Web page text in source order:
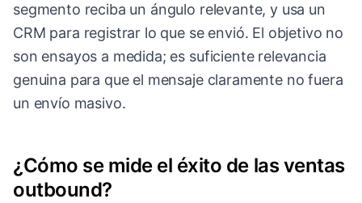
segmento reciba un ángulo relevante, y usa un
CRM para registrar lo que se envió. El objetivo no
son ensayos a medida; es suficiente relevancia
genuina para que el mensaje claramente no fuera
un envío masivo.
¿Cómo se mide el éxito de las ventas
outbound?